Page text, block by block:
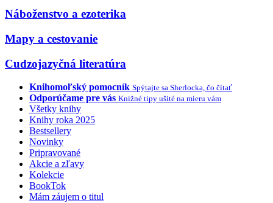
Náboženstvo a ezoterika
Mapy a cestovanie
Cudzojazyčná literatúra
Knihomoľský pomocník Spýtajte sa Sherlocka, čo čítať
Odporúčame pre vás Knižné tipy ušité na mieru vám
Všetky knihy
Knihy roka 2025
Bestsellery
Novinky
Pripravované
Akcie a zľavy
Kolekcie
BookTok
Mám záujem o titul